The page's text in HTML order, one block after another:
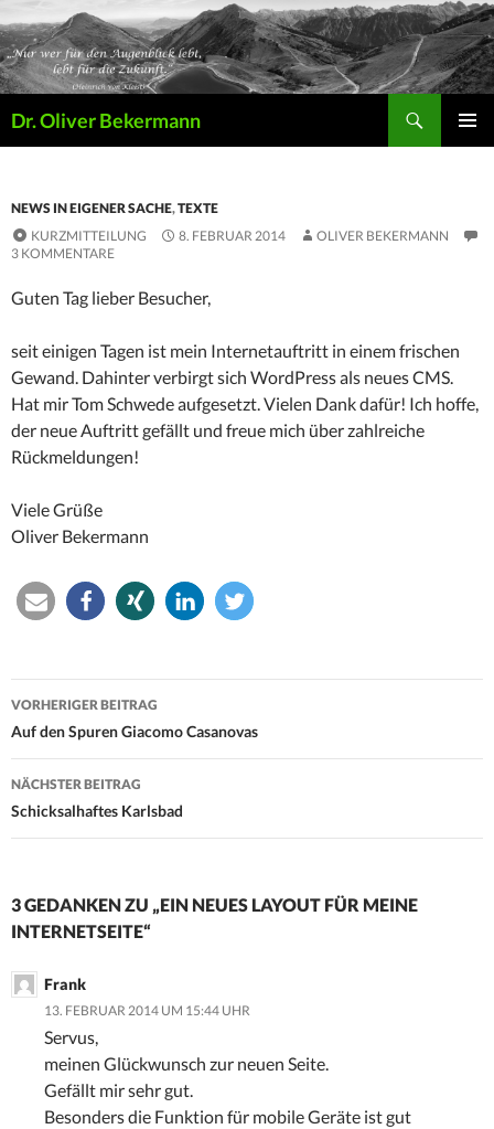
Dr. Oliver Bekermann
NEWS IN EIGENER SACHE,TEXTE
KURZMITTEILUNG
8. FEBRUAR 2014
OLIVER BEKERMANN
3 KOMMENTARE
Guten Tag lieber Besucher,
seit einigen Tagen ist mein Internetauftritt in einem frischen
Gewand. Dahinter verbirgt sich WordPress als neues CMS.
Hat mir Tom Schwede aufgesetzt. Vielen Dank dafür! Ich hoffe,
der neue Auftritt gefällt und freue mich über zahlreiche
Rückmeldungen!
Viele Grüße
Oliver Bekermann
Beitrags-
Navigation
VORHERIGER BEITRAG
Auf den Spuren Giacomo Casanovas
NÄCHSTER BEITRAG
Schicksalhaftes Karlsbad
3 GEDANKEN ZU „EIN NEUES LAYOUT FÜR MEINE
INTERNETSEITE“
Frank
13. FEBRUAR 2014 UM 15:44 UHR
Servus,
meinen Glückwunsch zur neuen Seite.
Gefällt mir sehr gut.
Besonders die Funktion für mobile Geräte ist gut